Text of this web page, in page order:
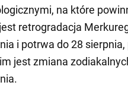
na które
retrogradacja
i potrwa do 28
jest zmiana